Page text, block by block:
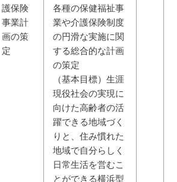
護保険
事業計
画の策
定
各種の保健福祉事
業や介護保険制度
の円滑な実施に関
する総合的な計画
の策定
（基本目標）生涯
現役社会の実現に
向けた高齢者の活
躍できる地域づく
りと、住み慣れた
地域で自分らしく
日常生活を営むこ
とができる横浜型